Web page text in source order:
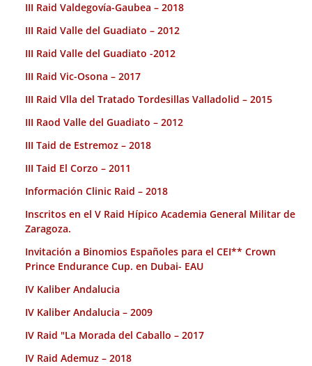
III Raid Valdegovía-Gaubea – 2018
III Raid Valle del Guadiato – 2012
III Raid Valle del Guadiato -2012
III Raid Vic-Osona – 2017
III Raid Vlla del Tratado Tordesillas Valladolid – 2015
III Raod Valle del Guadiato – 2012
III Taid de Estremoz – 2018
III Taid El Corzo – 2011
Información Clinic Raid – 2018
Inscritos en el V Raid Hípico Academia General Militar de
Zaragoza.
Invitación a Binomios Españoles para el CEI** Crown
Prince Endurance Cup. en Dubai- EAU
IV Kaliber Andalucia
IV Kaliber Andalucia – 2009
IV Raid "La Morada del Caballo – 2017
IV Raid Ademuz – 2018